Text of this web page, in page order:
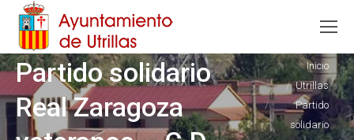
Partido solidario
Real Zaragoza
Estás aquí:Inicio
Utrillas
Partido
solidario